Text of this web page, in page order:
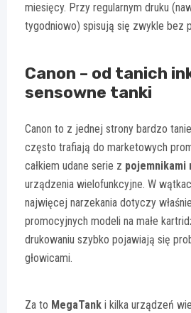
miesięcy. Przy regularnym druku
tygodniowo) spisują się zwykle bez
Canon – od tanich
sensowne tanki
Canon to z jednej strony bardzo
często trafiają do marketowych
całkiem udane serie z pojemnikami
urządzenia wielofunkcyjne. W
najwięcej narzekania dotyczy
promocyjnych modeli na małe
drukowaniu szybko pojawiają się
głowicami.
Za to MegaTank i kilka urządzeń